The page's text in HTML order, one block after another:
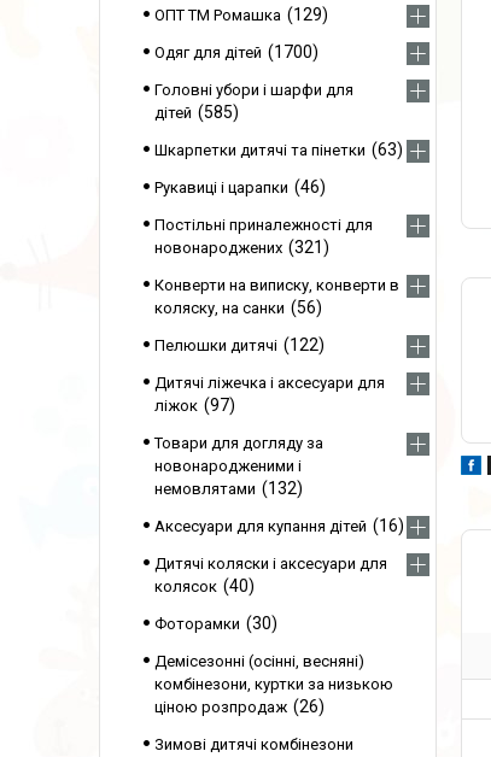
ОПТ ТМ Ромашка 129
Одяг для дітей 1700
Головні убори і шарфи для
дітей
585
Шкарпетки дитячі та пінетки 63
Рукавиці і царапки 46
Постільні приналежності для
новонароджених
321
Конверти на виписку, конверти в
коляску, на санки
56
Пелюшки дитячі 122
Дитячі ліжечка і аксесуари для
ліжок
97
Товари для догляду за
новонародженими і
немовлятами
132
Аксесуари для купання дітей 16
Дитячі коляски і аксесуари для
колясок
40
Фоторамки 30
Демісезонні (осінні, весняні)
комбінезони, куртки за низькою
ціною розпродаж
26
Зимові дитячі комбінезони